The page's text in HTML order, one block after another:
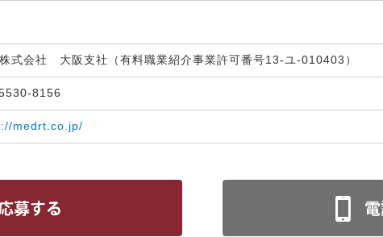
式会社 大阪支社（有料職業紹介事業許可番号13-ユ-010403）
8156
medrt.co.jp/